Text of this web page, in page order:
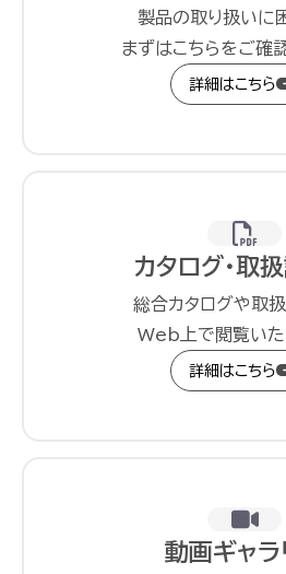
製品の取り扱いに困
まずはこちらをご確
詳細はこちら
カタログ・取
総合カタログや取
Web上で閲覧いた
詳細はこちら
動画ギャラ